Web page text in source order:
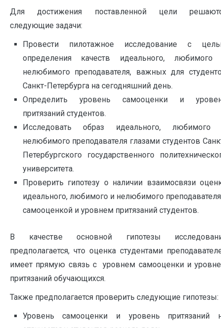
Для достижения поставленной цели
следующие задачи:
Провести пилотажное исследование с
определения качеств идеального, любимого
нелюбимого преподавателя, важных для
Санкт-Петербурга на сегодняшний день.
Определить уровень самооценки и
притязаний студентов.
Исследовать образ идеального, любимого
нелюбимого преподавателя глазами студентов
Петербургского государственного
университета.
Проверить гипотезу о наличии взаимосвязи
идеального, любимого и нелюбимого
самооценкой и уровнем притязаний студентов.
В качестве основной гипотезы
предполагается, что оценка студентами
имеет прямую связь с уровнем самооценки и
притязаний обучающихся.
Также предполагается проверить следующие гипотезы:
Уровень самооценки и уровень притязаний